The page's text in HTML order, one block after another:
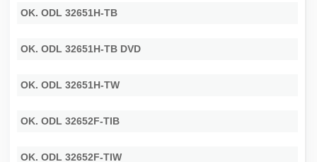
OK. ODL 32651H-TB
OK. ODL 32651H-TB DVD
OK. ODL 32651H-TW
OK. ODL 32652F-TIB
OK. ODL 32652F-TIW